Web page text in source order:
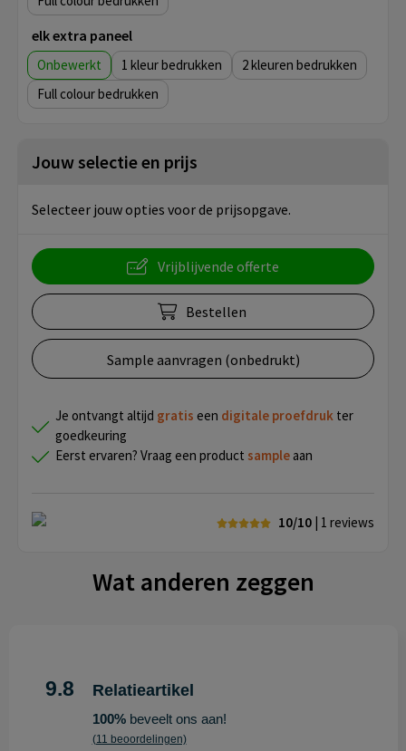
elk extra paneel
Onbewerkt 1
2
Full colour
Jouw selectie en prijs
Selecteer jouw opties voor de prijsopgave.
Vrijblijvende offerte
Bestellen
Sample aanvragen (onbedrukt)
Je ontvangt altijd gratis een digitale proefdruk ter
goedkeuring
Eerst ervaren? Vraag een product sample aan
10/10 | 1 reviews
Wat anderen zeggen
9.8 Relatieartikel
100%beveelt ons aan!
(11 beoordelingen)